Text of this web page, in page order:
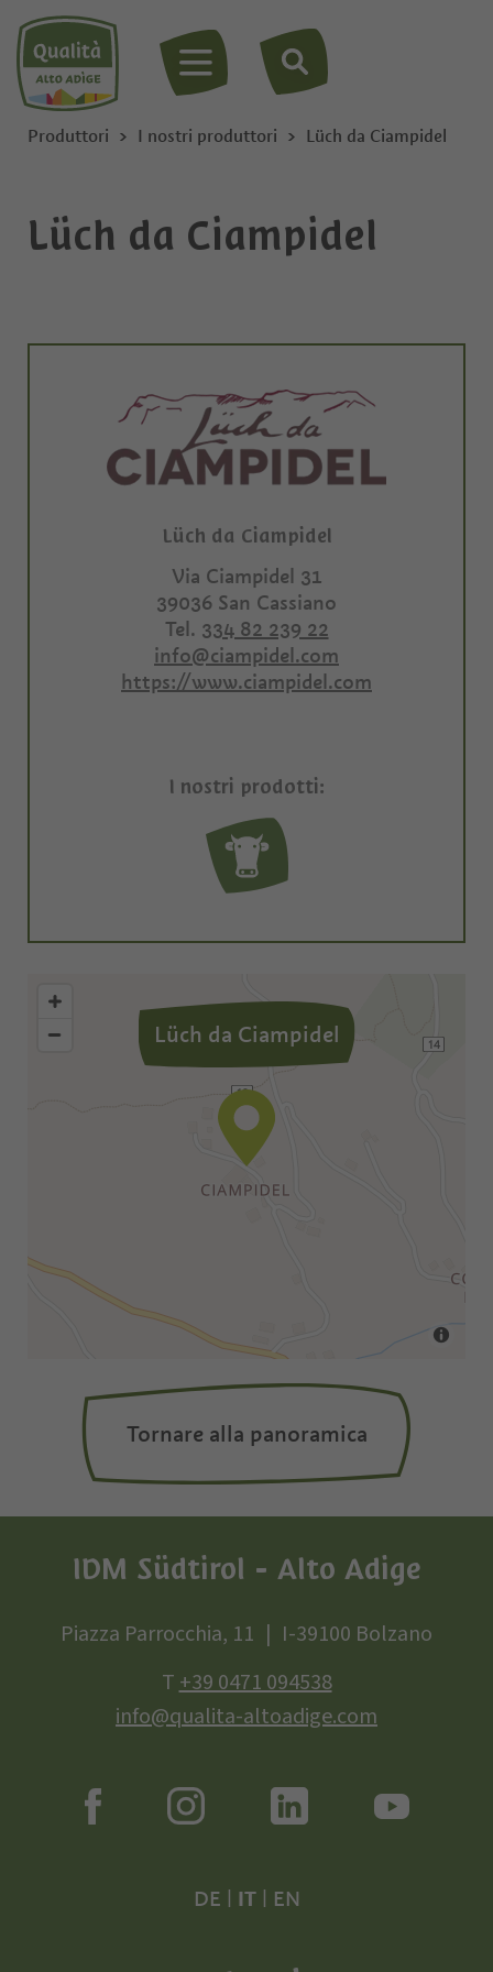
MENU
Produttori I nostri produttori Lüch da Ciampidel
Lüch da Ciampidel
Lüch da Ciampidel
Via Ciampidel 31
39036 San Cassiano
Tel. 334 82 239 22
info@ciampidel.com
https://www.ciampidel.com
I nostri prodotti:
Lüch da Ciampidel
Tornare alla panoramica
IDM Südtirol - Alto Adige
Piazza Parrocchia, 11
I-39100 Bolzano
T+39 0471 094538
info@qualita-altoadige.com
DE IT| EN